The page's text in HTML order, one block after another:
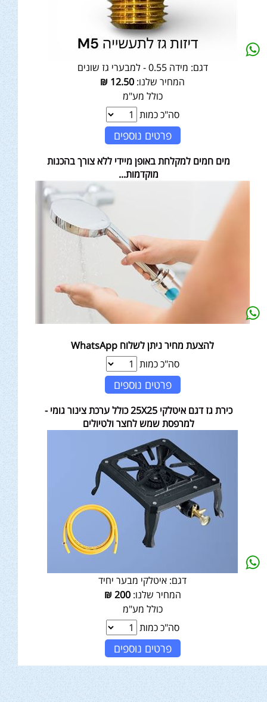
דגם: מידה 0.55 - למבערי גז שונים
המחיר שלנו: 12.50
₪
כולל מע"מ
סה"כ כמות
פרטים נוספים
מים חמים למקלחת באופן מיידי ללא צורך בהכנות
מוקדמות...
להצעת מחיר ניתן לשלוח WhatsApp
סה"כ כמות
פרטים נוספים
כירת גז דגם איטלקי 25X25 כולל ערכת צינור גומי -
למרפסת שמש לחצר ולטיולים
דגם: איטלקי מבער יחיד
המחיר שלנו:200
₪
כולל מע"מ
סה"כ כמות
פרטים נוספים